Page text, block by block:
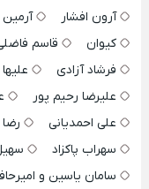
آرون افشار
آرمین
کیوان
قاسم
فرشاد آزادی
علیها
علیرضا رحیم پور
علی احمدیانی
سهراب پاکزاد
سامان یاسین و